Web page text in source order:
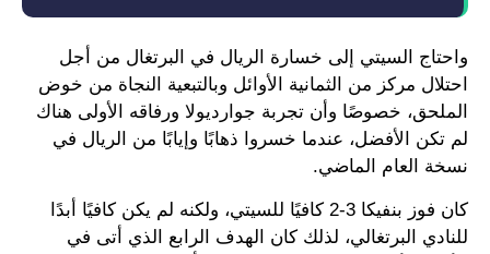
واحتاج السيتي إلى خسارة الريال في البرتغال من أجل
احتلال مركز من الثمانية الأوائل وبالتبعية النجاة من خوض
الملحق، خصوصًا وأن تجربة جوارديولا ورفاقه الأولى هناك
لم تكن الأفضل، عندما خسروا ذهابًا وإيابًا من الريال في
نسخة العام الماضي.
كان فوز بنفيكا 3-2 كافيًا للسيتي، ولكنه لم يكن كافيًا أبدًا
للنادي البرتغالي، لذلك كان الهدف الرابع الذي أتى في